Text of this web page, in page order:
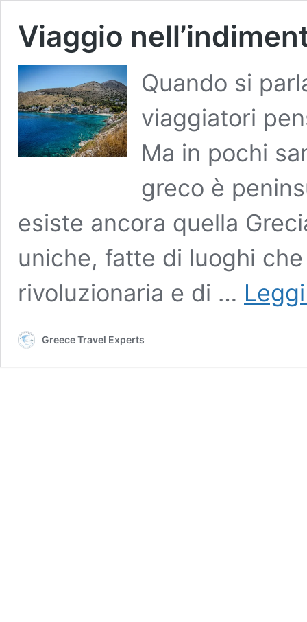
Viaggio
Quando si
viaggiatori
Ma in pochi
greco è
esiste ancora quella
uniche, fatte di luoghi
rivoluzionaria e di …
Greece Travel Experts